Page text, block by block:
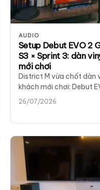
AUDIO
Setup Debut EVO 2
S3 × Sprint 3: dàn
mới chơi
District M vừa chốt dàn
khách mới chơi: Debut
Uni Box S3, Revival
Steel. Nghe đĩa không
26/07/2026